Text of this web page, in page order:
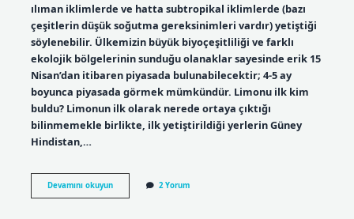
ılıman iklimlerde ve hatta subtropikal iklimlerde (bazı
çeşitlerin düşük soğutma gereksinimleri vardır) yetiştiği
söylenebilir. Ülkemizin büyük biyoçeşitliliği ve farklı
ekolojik bölgelerinin sunduğu olanaklar sayesinde erik 15
Nisan’dan itibaren piyasada bulunabilecektir; 4-5 ay
boyunca piyasada görmek mümkündür. Limonu ilk kim
buldu? Limonun ilk olarak nerede ortaya çıktığı
bilinmemekle birlikte, ilk yetiştirildiği yerlerin Güney
Hindistan,…
Devamını okuyunEriği
Ilk
2 Yorum